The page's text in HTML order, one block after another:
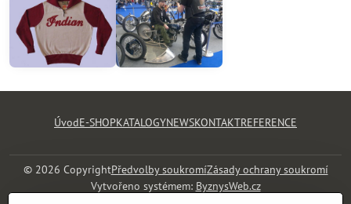
ÚvodE-SHOPKATALOGYNEWSKONTAKTREFERENCE
© 2026 CopyrightPředvolby soukromíZásady ochrany soukromí
Vytvořeno systémem: ByznysWeb.cz